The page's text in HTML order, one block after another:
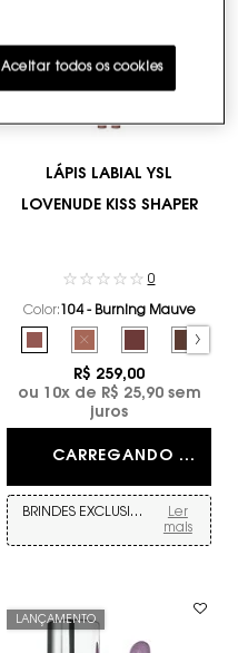
LÁPIS LABIAL YSL
LOVENUDE KISS SHAPER
0
Color: 104 - Burning Mauve
Selected
104 - Burning Mauve color for
Selected
The product variation is
106 - Spicy107 -
R$ 259,00
ou 10x de R$ 25,90sem
juros
CARREGANDO ...
BRINDES EXCLUSIVOS
Ler
mais
LANÇAMENTO
Aceitar todos os cookies